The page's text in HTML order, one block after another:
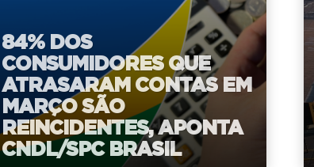
84% DOS
CONSUMIDORES QUE
ATRASARAM CONTAS EM
MARÇO SÃO
REINCIDENTES, APONTA
CNDL/SPC BRASIL